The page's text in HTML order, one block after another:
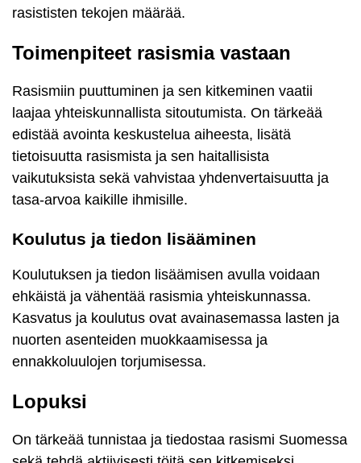
rasististen tekojen määrää.
Toimenpiteet rasismia vastaan
Rasismiin puuttuminen ja sen kitkeminen vaatii
laajaa yhteiskunnallista sitoutumista. On tärkeää
edistää avointa keskustelua aiheesta, lisätä
tietoisuutta rasismista ja sen haitallisista
vaikutuksista sekä vahvistaa yhdenvertaisuutta ja
tasa-arvoa kaikille ihmisille.
Koulutus ja tiedon lisääminen
Koulutuksen ja tiedon lisäämisen avulla voidaan
ehkäistä ja vähentää rasismia yhteiskunnassa.
Kasvatus ja koulutus ovat avainasemassa lasten ja
nuorten asenteiden muokkaamisessa ja
ennakkoluulojen torjumisessa.
Lopuksi
On tärkeää tunnistaa ja tiedostaa rasismi Suomessa